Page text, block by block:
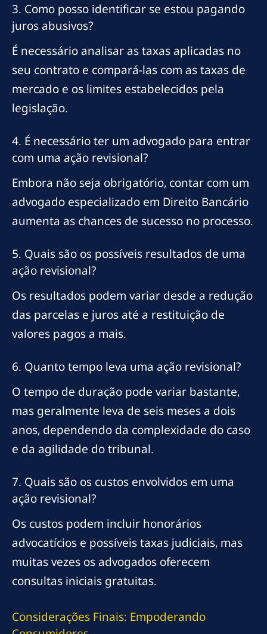
3. Como posso identificar se estou pagando
juros abusivos?
É necessário analisar as taxas aplicadas no
seu contrato e compará-las com as taxas de
mercado e os limites estabelecidos pela
legislação.
4. É necessário ter um advogado para entrar
com uma ação revisional?
Embora não seja obrigatório, contar com um
advogado especializado em Direito Bancário
aumenta as chances de sucesso no processo.
5. Quais são os possíveis resultados de uma
ação revisional?
Os resultados podem variar desde a redução
das parcelas e juros até a restituição de
valores pagos a mais.
6. Quanto tempo leva uma ação revisional?
O tempo de duração pode variar bastante,
mas geralmente leva de seis meses a dois
anos, dependendo da complexidade do caso
e da agilidade do tribunal.
7. Quais são os custos envolvidos em uma
ação revisional?
Os custos podem incluir honorários
advocatícios e possíveis taxas judiciais, mas
muitas vezes os advogados oferecem
consultas iniciais gratuitas.
Considerações Finais: Empoderando